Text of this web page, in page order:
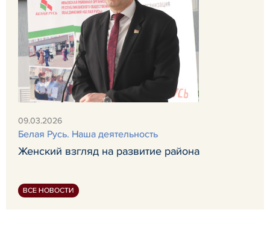
09.03.2026
Белая Русь. Наша деятельность
Женский взгляд на развитие района
ВСЕ НОВОСТИ